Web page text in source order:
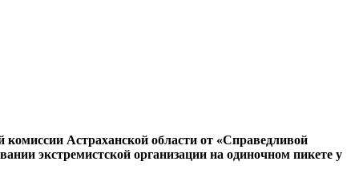
Астраханской области от «Справедливой
экстремистской организации на одиночном пикете у